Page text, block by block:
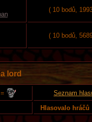
( 10 bodů,
( 10 bodů,
lord
=
Seznam
Hlasovalo hráčů